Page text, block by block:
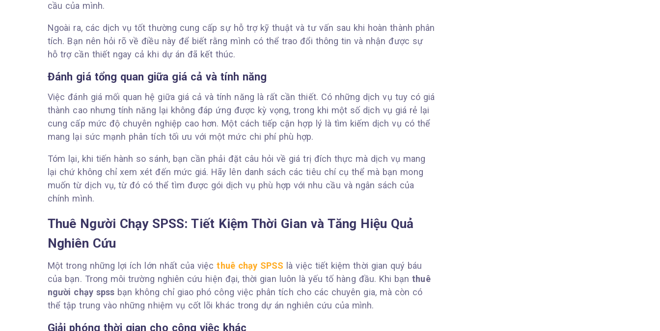
cầu của mình.
Ngoài ra, các dịch vụ tốt thường cung cấp sự hỗ trợ kỹ thuật và tư vấn sau khi hoàn thành phân
tích. Bạn nên hỏi rõ về điều này để biết rằng mình có thể trao đổi thông tin và nhận được sự
hỗ trợ cần thiết ngay cả khi dự án đã kết thúc.
Đánh giá tổng quan giữa giá cả và tính năng
Việc đánh giá mối quan hệ giữa giá cả và tính năng là rất cần thiết. Có những dịch vụ tuy có giá
thành cao nhưng tính năng lại không đáp ứng được kỳ vọng, trong khi một số dịch vụ giá rẻ lại
cung cấp mức độ chuyên nghiệp cao hơn. Một cách tiếp cận hợp lý là tìm kiếm dịch vụ có thể
mang lại sức mạnh phân tích tối ưu với một mức chi phí phù hợp.
Tóm lại, khi tiến hành so sánh, bạn cần phải đặt câu hỏi về giá trị đích thực mà dịch vụ mang
lại chứ không chỉ xem xét đến mức giá. Hãy lên danh sách các tiêu chí cụ thể mà bạn mong
muốn từ dịch vụ, từ đó có thể tìm được gói dịch vụ phù hợp với nhu cầu và ngân sách của
chính mình.
Thuê Người Chạy SPSS: Tiết Kiệm Thời Gian và Tăng Hiệu Quả
Nghiên Cứu
Một trong những lợi ích lớn nhất của việcthuê chạy SPSS là việc tiết kiệm thời gian quý báu
của bạn. Trong môi trường nghiên cứu hiện đại, thời gian luôn là yếu tố hàng đầu. Khi bạnthuê
người chạy spss bạn không chỉ giao phó công việc phân tích cho các chuyên gia, mà còn có
thể tập trung vào những nhiệm vụ cốt lõi khác trong dự án nghiên cứu của mình.
Giải phóng thời gian cho công việc khác